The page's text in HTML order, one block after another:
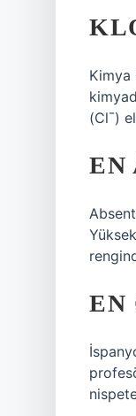
Kimya
(Cl¯)
EN
EN